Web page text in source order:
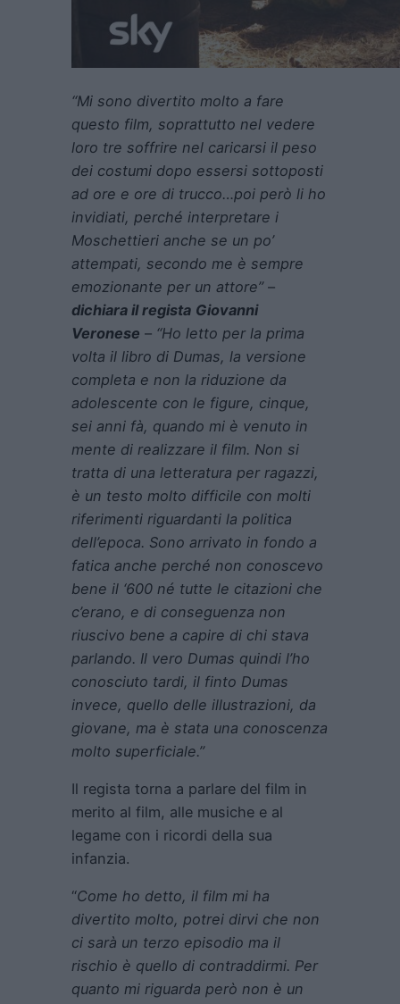
“Mi sono divertito molto a fare
questo film, soprattutto nel vedere
loro tre soffrire nel caricarsi il peso
dei costumi dopo essersi sottoposti
ad ore e ore di trucco…poi però li ho
invidiati, perché interpretare i
Moschettieri anche se un po’
attempati, secondo me è sempre
emozionante per un attore”–
dichiara il regista Giovanni
Veronese – “Ho letto per la prima
volta il libro di Dumas, la versione
completa e non la riduzione da
adolescente con le figure, cinque,
sei anni fà, quando mi è venuto in
mente di realizzare il film. Non si
tratta di una letteratura per ragazzi,
è un testo molto difficile con molti
riferimenti riguardanti la politica
dell’epoca. Sono arrivato in fondo a
fatica anche perché non conoscevo
bene il ‘600 né tutte le citazioni che
c’erano, e di conseguenza non
riuscivo bene a capire di chi stava
parlando. Il vero Dumas quindi l’ho
conosciuto tardi, il finto Dumas
invece, quello delle illustrazioni, da
giovane, ma è stata una conoscenza
molto superficiale.”
Il regista torna a parlare del film in
merito al film, alle musiche e al
legame con i ricordi della sua
infanzia.
“Come ho detto, il film mi ha
divertito molto, potrei dirvi che non
ci sarà un terzo episodio ma il
rischio è quello di contraddirmi. Per
quanto mi riguarda però non è un